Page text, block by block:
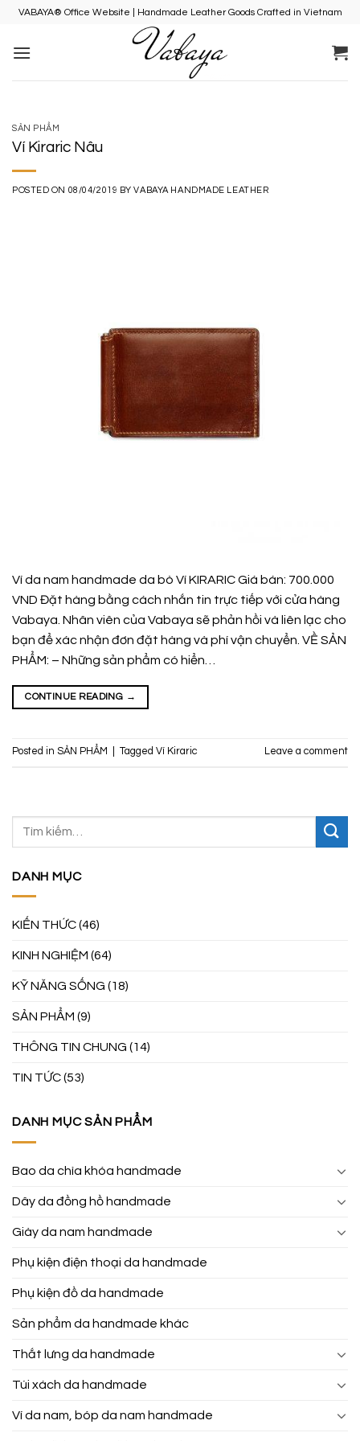
Skip
content
VABAYA® Office Website | Handmade Leather Goods Crafted in Vietnam
DANH MỤC
KIẾN THỨC(46)
KINH NGHIỆM (64)
KỸ NĂNG SỐNG (18)
SẢN PHẨM (9)
THÔNG TIN CHUNG (14)
TIN TỨC(53)
DANH MỤC SẢN PHẨM
Bao da chìa khóa handmade
Dây da đồng hồ handmade
Giày da nam handmade
Phụ kiện điện thoại da handmade
Phụ kiện đồ da handmade
Sản phẩm da handmade khác
Thắt lưng da handmade
Túi xách da handmade
Ví da nam, bóp da nam handmade
SẢN PHẨM
Ví Kiraric Nâu
POSTED ON 08/04/2019 BYVABAYA HANDMADE LEATHER
Ví da nam handmade da bò Ví KIRARIC Giá bán: 700.000
VND Đặt hàng bằng cách nhắn tin trực tiếp với cửa hàng
Vabaya. Nhân viên của Vabaya sẽ phản hồi và liên lạc cho
bạn để xác nhận đơn đặt hàng và phí vận chuyển. VỀ SẢN
PHẨM: – Những sản phẩm có hiển…
CONTINUE READING →
Posted in SẢN PHẨM Tagged Ví Kiraric Leave a comment